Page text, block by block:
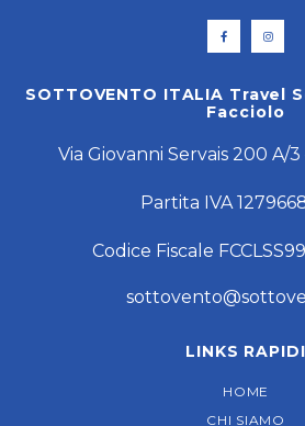
SOTTOVENTO ITALIA Travel
Facciolo
Via Giovanni Servais 200 A/
Partita IVA
Codice Fiscale
LINKS RAPIDI
HOME
CHI SIAMO